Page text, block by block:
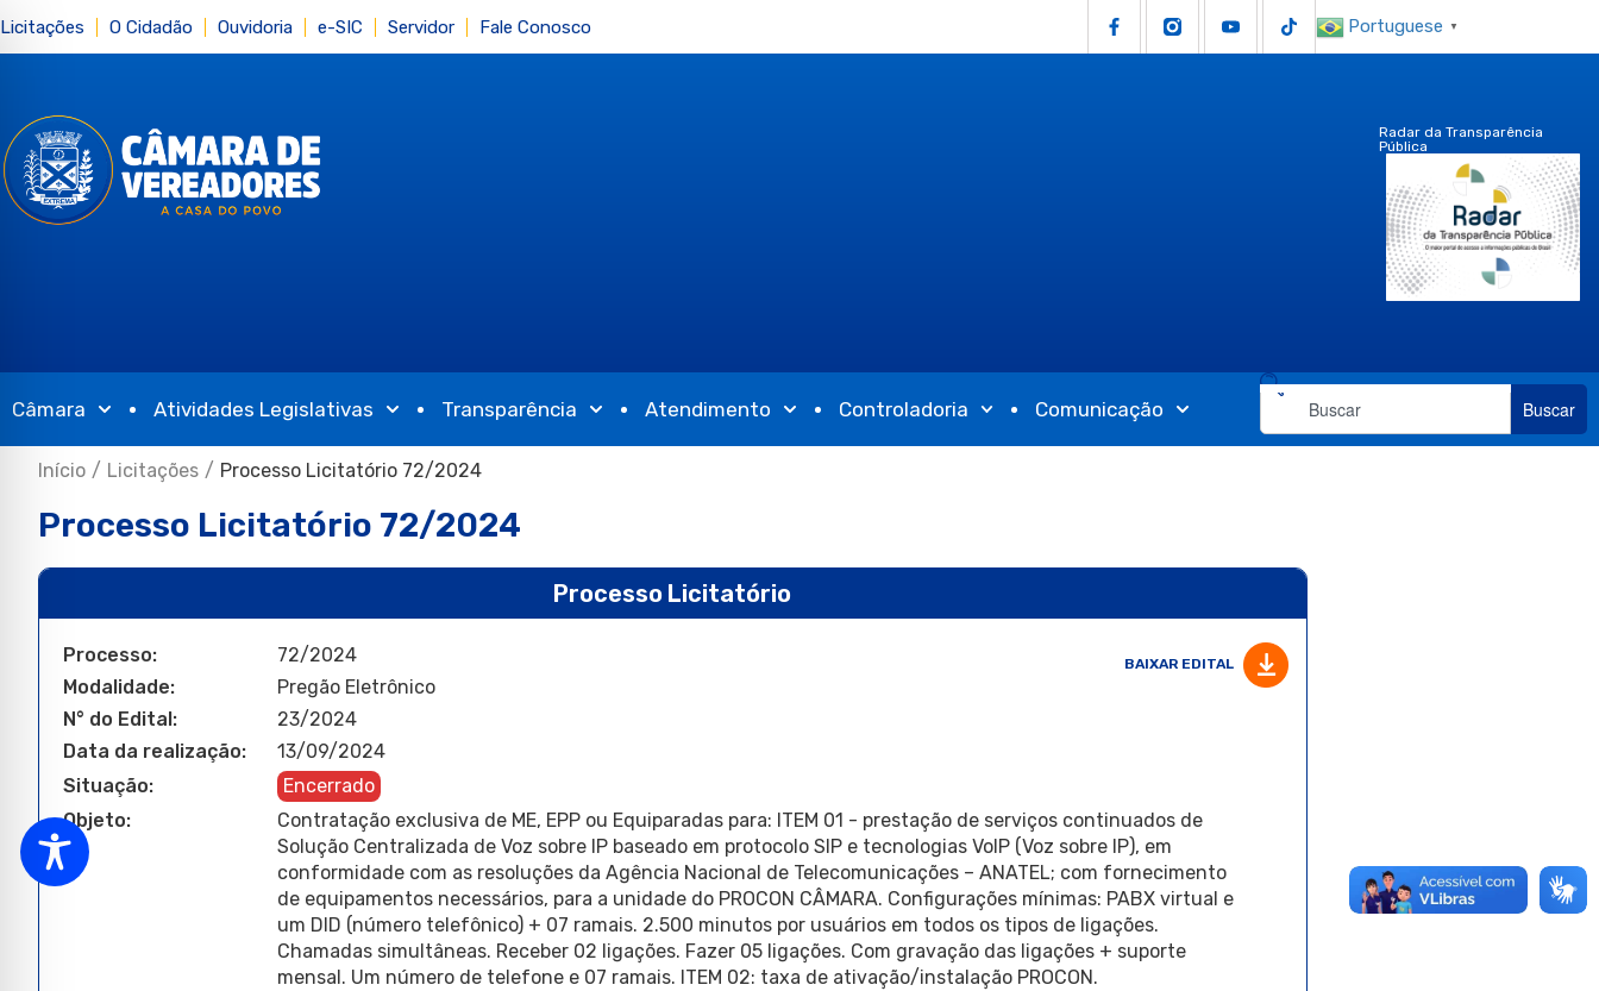
Licitações O Cidadão Ouvidoria e-SIC Servidor Fale Conosco Portuguese ▼
Radar da Transparência
Pública
Câmara Atividades Legislativas Transparência Atendimento Controladoria Comunicação Buscar
Início / Licitações / Processo Licitatório 72/2024
Processo Licitatório 72/2024
Processo Licitatório
Processo:
72/2024
Modalidade:
Pregão Eletrônico
N° do Edital:
23/2024
Data da realização:
13/09/2024
Situação:
Encerrado
Objeto:
Contratação exclusiva de ME, EPP ou Equiparadas para: ITEM 01 - prestação de serviços continuados de
Solução Centralizada de Voz sobre IP baseado em protocolo SIP e tecnologias VoIP (Voz sobre IP), em
conformidade com as resoluções da Agência Nacional de Telecomunicações – ANATEL; com fornecimento
de equipamentos necessários, para a unidade do PROCON CÂMARA. Configurações mínimas: PABX virtual e
um DID (número telefônico) + 07 ramais. 2.500 minutos por usuários em todos os tipos de ligações.
Chamadas simultâneas. Receber 02 ligações. Fazer 05 ligações. Com gravação das ligações + suporte
mensal. Um número de telefone e 07 ramais. ITEM 02: taxa de ativação/instalação PROCON.
BAIXAR EDITAL